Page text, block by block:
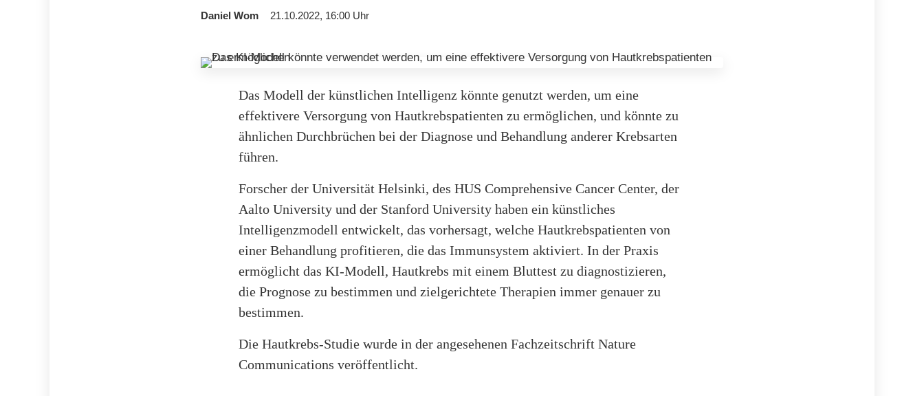
Daniel Wom 21.10.2022, 16:00 Uhr
Das Modell der künstlichen Intelligenz könnte genutzt werden, um eine
effektivere Versorgung von Hautkrebspatienten zu ermöglichen, und könnte zu
ähnlichen Durchbrüchen bei der Diagnose und Behandlung anderer Krebsarten
führen.
Forscher der Universität Helsinki, des HUS Comprehensive Cancer Center, der
Aalto University und der Stanford University haben ein künstliches
Intelligenzmodell entwickelt, das vorhersagt, welche Hautkrebspatienten von
einer Behandlung profitieren, die das Immunsystem aktiviert. In der Praxis
ermöglicht das KI-Modell, Hautkrebs mit einem Bluttest zu diagnostizieren,
die Prognose zu bestimmen und zielgerichtete Therapien immer genauer zu
bestimmen.
Die Hautkrebs-Studie wurde in der angesehenen Fachzeitschrift Nature
Communications veröffentlicht.